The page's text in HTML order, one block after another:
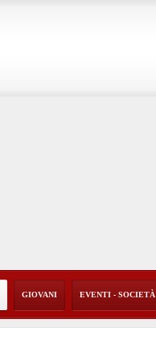
GIOVANI EVENTI - SOCIETÀ